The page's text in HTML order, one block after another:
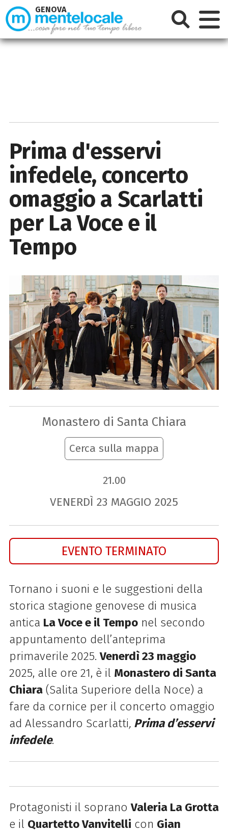
Prima d'esservi
infedele, concerto
omaggio a Scarlatti
per La Voce e il
Tempo
Monastero di Santa Chiara
Cerca sulla mappa
21.00
VENERDÌ 23 MAGGIO 2025
EVENTO TERMINATO
Tornano i suoni e le suggestioni della
storica stagione genovese di musica
antica La Voce e il Temponel secondo
appuntamento dell’anteprima
primaverile 2025.Venerdì 23 maggio
2025, alle ore 21, è il Monastero di Santa
Chiara(Salita Superiore della Noce) a
fare da cornice per il concerto omaggio
ad Alessandro Scarlatti, Prima d’esservi
infedele.
Protagonisti il sopranoValeria La Grotta
e il Quartetto Vanvitelli con Gian
GENOVA